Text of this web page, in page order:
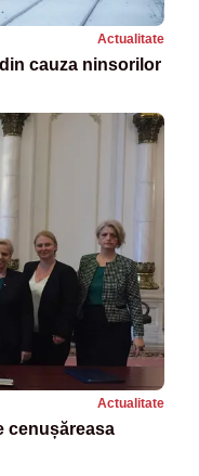
Actualitate
cauza ninsorilor
Actualitate
cenușăreasa